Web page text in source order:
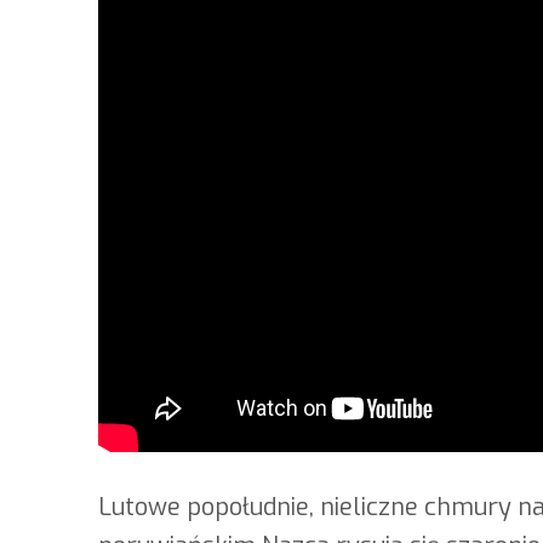
Lutowe popołudnie, nieliczne chmury